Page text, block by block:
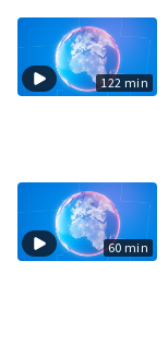
122 min
60 min